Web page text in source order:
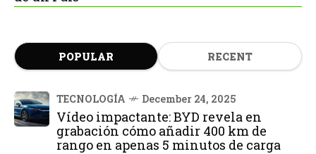
POPULAR RECENT
TECNOLOGÍA December 24, 2025
Vídeo impactante: BYD revela en
grabación cómo añadir 400 km de
rango en apenas 5 minutos de carga